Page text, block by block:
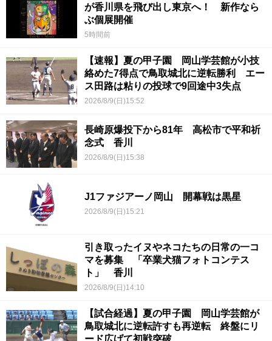
が香川県を飛び出し東京へ！ 新作なら
ぶ個展開催
5時間前
【速報】夏の甲子園 岡山学芸館が小技
絡めた7得点で鳥取城北に逆転勝利 エー
ス田路は粘りの投球で9回途中3失点
2026/8/9(日)15:52
長崎原爆投下から81年 高松市で平和祈
念式 香川
2026/8/9(日)15:38
J1ファジアーノ岡山 開幕戦は黒星
2026/8/9(日)15:21
引き取ったイヌやネコたちの日常の一コ
マを募集 「卒業犬猫フォトコンテス
ト」 香川
2026/8/9(日)14:10
【試合経過】夏の甲子園 岡山学芸館が
鳥取城北に逆転許すも再逆転 終盤にリ
ード広げて初戦突破